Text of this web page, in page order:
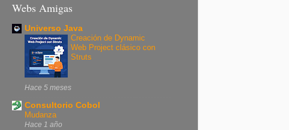
Webs Amigas
Universo Java
Creación de Dynamic
Web Project clásico con
Struts
Hace 5 meses
Consultorio Cobol
Mudanza
Hace 1 año